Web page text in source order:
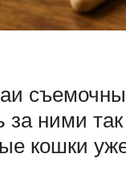
ними
кошки